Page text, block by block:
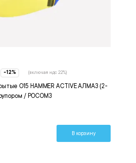
О15 HAMMER ACTIVЕ АЛМАЗ (2-
/ РОСОМЗ
-12% (включая ндс 22%)
В корзину